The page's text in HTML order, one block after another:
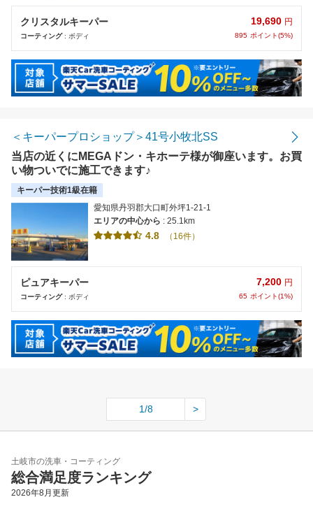
クリスタルキーパー
コーティング: ボディ
19,690 円
895 ポイント(5%)
＜キーパープロショップ＞41号小牧北SS
当店の近くにMEGAドン・キホーテ様が御座います。お買
い物ついでに施工できます♪
キーパー技術1級在籍
愛知県丹羽郡大口町外坪1-21-1
エリアの中心から : 25.1km
4.8 （16件）
ピュアキーパー
コーティング: ボディ
7,200 円
65 ポイント(1%)
1/8 >
土岐市の洗車・コーティング
総合満足度ランキング
2026年8月更新